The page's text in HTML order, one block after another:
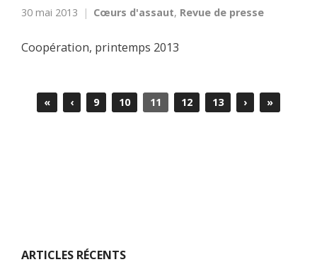
30 mai 2013 Cœurs d'assaut, Revue de presse
Coopération, printemps 2013
« ‹ 9 10 11 12 13 › »
ARTICLES RÉCENTS